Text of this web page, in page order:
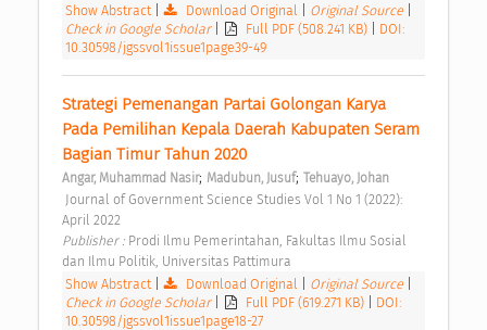
Show Abstract
Download Original Original Source
Check in Google Scholar
Full PDF (508.241 KB)
DOI:
10.30598/jgssvol1issue1page39-49
Strategi Pemenangan Partai Golongan Karya
Pada Pemilihan Kepala Daerah Kabupaten Seram
Bagian Timur Tahun 2020
Angar, Muhammad Nasir; Madubun, Jusuf; Tehuayo, Johan
April 2022
Publisher : Prodi Ilmu Pemerintahan, Fakultas Ilmu Sosial
dan Ilmu Politik, Universitas Pattimura
Show Abstract
Download Original Original Source
Check in Google Scholar
Full PDF (619.271 KB)
DOI:
10.30598/jgssvol1issue1page18-27